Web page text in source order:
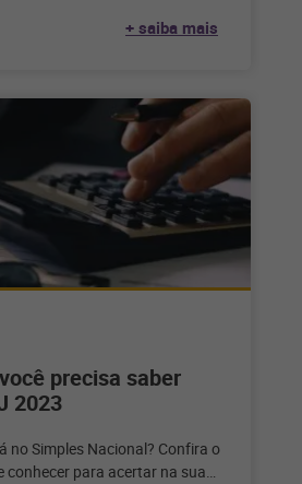
+ saiba mais
precisa saber
2023
no Simples Nacional? Confira o
conhecer para acertar na sua